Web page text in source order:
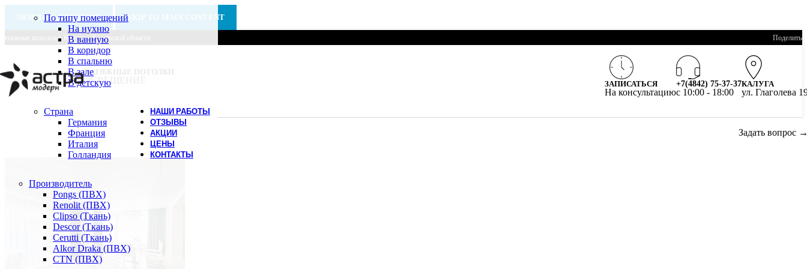
SKIP TO NAVIGATION SKIP TO MAIN CONTENT
потолки в Калуге и Калужской области
НАТЯЖНЫЕ ПОТОЛКИ
ОСВЕЩЕНИЕ ЗАПИСАТЬСЯ
На консультацию
+7(4842) 75-37-37
c 10:00 - 18:00
КАЛУГА
ул. Глаголева
По типу помещений
На нухню
В ванную
В коридор
В спальню
В зале
В детскую
Страна
Германия
Франция
Италия
Голландия
Производитель
Pongs (ПВХ)
Renolit (ПВХ)
Clipso (Ткань)
Descor (Ткань)
Cerutti (Ткань)
Alkor Draka (ПВХ)
CTN (ПВХ)
НАШИ РАБОТЫ
ОТЗЫВЫ
АКЦИИ
ЦЕНЫ
КОНТАКТЫ
Задать вопрос